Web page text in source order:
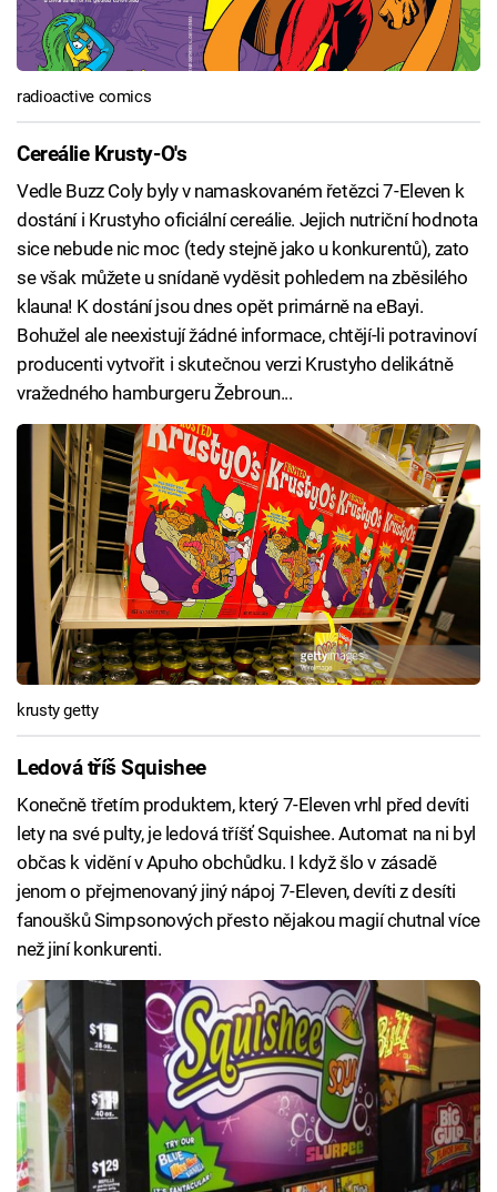
radioactive comics
Cereálie Krusty-O's
Vedle Buzz Coly byly v namaskovaném řetězci 7-Eleven k
dostání i Krustyho oficiální cereálie. Jejich nutriční hodnota
sice nebude nic moc (tedy stejně jako u konkurentů), zato
se však můžete u snídaně vyděsit pohledem na zběsilého
klauna! K dostání jsou dnes opět primárně na eBayi.
Bohužel ale neexistují žádné informace, chtějí-li potravinoví
producenti vytvořit i skutečnou verzi Krustyho delikátně
vražedného hamburgeru Žebroun...
krusty getty
Ledová tříš Squishee
Konečně třetím produktem, který 7-Eleven vrhl před devíti
lety na své pulty, je ledová tříšť Squishee. Automat na ni byl
občas k vidění v Apuho obchůdku. I když šlo v zásadě
jenom o přejmenovaný jiný nápoj 7-Eleven, devíti z desíti
fanoušků Simpsonových přesto nějakou magií chutnal více
než jiní konkurenti.